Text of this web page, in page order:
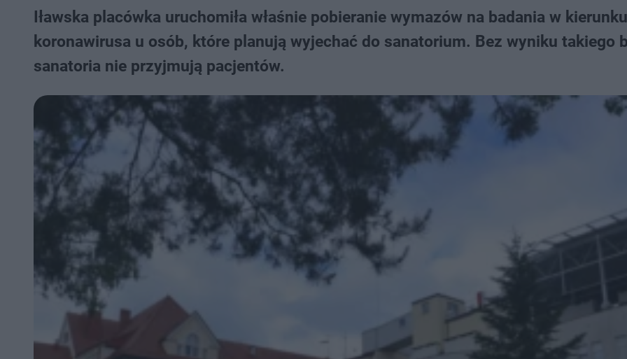
Iławska placówka uruchomiła właśnie pobieranie wymazów na badania w kierunku
koronawirusa u osób, które planują wyjechać do sanatorium. Bez wyniku takiego
sanatoria nie przyjmują pacjentów.